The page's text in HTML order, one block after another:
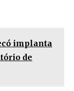
implanta
de